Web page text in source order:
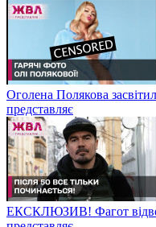
Оголена Полякова
представляє
ЕКСКЛЮЗИВ! Фагот